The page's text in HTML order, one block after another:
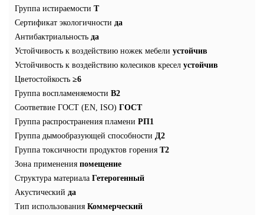
Группа истираемости T
Сертификат экологичности да
Антибактриальность да
Устойчивость к воздействию ножек мебели устойчив
Устойчивость к воздействию колесиков кресел устойчив
Цветостойкость ≥6
Группа воспламеняемости В2
Соответвие ГОСТ (EN, ISO) ГОСТ
Группа распространения пламени РП1
Группа дымообразующей способности Д2
Группа токсичности продуктов горения Т2
Зона применения помещение
Структура материала Гетерогенный
Акустический да
Тип использования Коммерческий